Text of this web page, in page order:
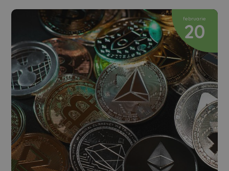
februarie
20